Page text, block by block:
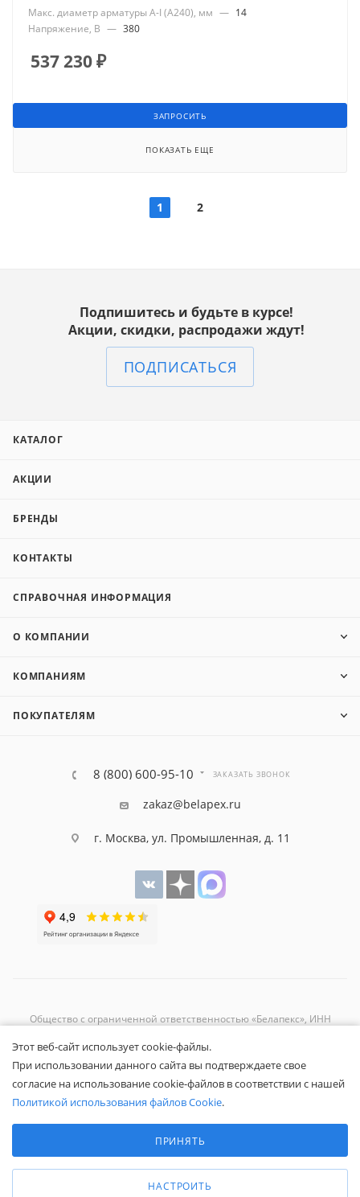
Макс. диаметр арматуры А-I (А240), мм — 14
Напряжение, В — 380
537 230₽
ЗАПРОСИТЬ
ПОКАЗАТЬ ЕЩЕ
1 2
Подпишитесь и будьте в курсе!
Акции, скидки, распродажи ждут!
ПОДПИСАТЬСЯ
КАТАЛОГ
АКЦИИ
БРЕНДЫ
КОНТАКТЫ
СПРАВОЧНАЯ ИНФОРМАЦИЯ
О КОМПАНИИ
КОМПАНИЯМ
ПОКУПАТЕЛЯМ
8 (800) 600-95-10 ЗАКАЗАТЬ ЗВОНОК
zakaz@belapex.ru
г. Москва, ул. Промышленная, д. 11
Общество с ограниченной ответственностью «Белапекс», ИНН
Обращаем ваше внимание, что вся представленная на сайте
информация носит исключительно информационный характер и не
является публичной офертой.
Вы принимаете условияполитики
сайте Белапекс.ру.
Этот веб-сайт использует cookie-файлы.
При использовании данного сайта вы подтверждаете свое
согласие на использование cookie-файлов в соответствии с нашей
Политикой использования файлов Cookie.
Аналитические/Функциональные
ПРИНЯТЬ
НАСТРОИТЬ